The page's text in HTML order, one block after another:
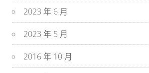
2023 年 6 月
2023 年 5 月
2016 年 10 月